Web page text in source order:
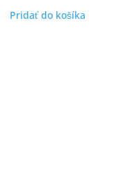
Pridať do košíka